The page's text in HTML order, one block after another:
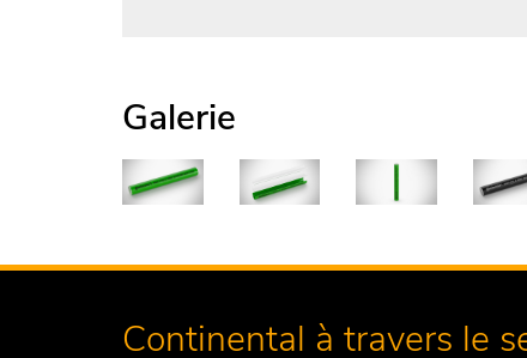
Galerie
Continental à travers le